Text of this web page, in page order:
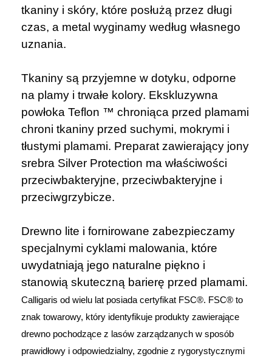
tkaniny i skóry, które posłużą przez długi
czas, a metal wyginamy według własnego
uznania.
Tkaniny są przyjemne w dotyku, odporne
na plamy i trwałe kolory. Ekskluzywna
powłoka Teflon ™ chroniąca przed plamami
chroni tkaniny przed suchymi, mokrymi i
tłustymi plamami. Preparat zawierający jony
srebra Silver Protection ma właściwości
przeciwbakteryjne, przeciwbakteryjne i
przeciwgrzybicze.
Drewno lite i fornirowane zabezpieczamy
specjalnymi cyklami malowania, które
uwydatniają jego naturalne piękno i
stanowią skuteczną barierę przed plamami.
Calligaris od wielu lat posiada certyfikat FSC®. FSC® to
znak towarowy, który identyfikuje produkty zawierające
drewno pochodzące z lasów zarządzanych w sposób
prawidłowy i odpowiedzialny, zgodnie z rygorystycznymi